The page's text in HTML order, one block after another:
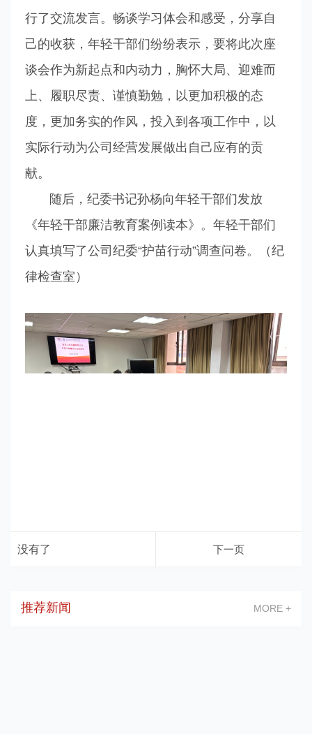
行了交流发言。畅谈学习体会和感受，分享自
己的收获，年轻干部们纷纷表示，要将此次座
谈会作为新起点和内动力，胸怀大局、迎难而
上、履职尽责、谨慎勤勉，以更加积极的态
度，更加务实的作风，投入到各项工作中，以
实际行动为公司经营发展做出自己应有的贡
献。
随后，纪委书记孙杨向年轻干部们发放
《年轻干部廉洁教育案例读本》。年轻干部们
认真填写了公司纪委“护苗行动”调查问卷。（纪
律检查室）
没有了 下一页
推荐新闻 MORE +